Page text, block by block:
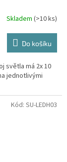
Skladem (>10 ks)
Do košíku
světla má 2x 10
jednotlivými
Kód: SU-LEDH03